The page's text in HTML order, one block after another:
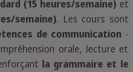
(15 heures/semaine) et
semaine). Les cours sont
de communication -
orale, lecture et
la grammaire et le